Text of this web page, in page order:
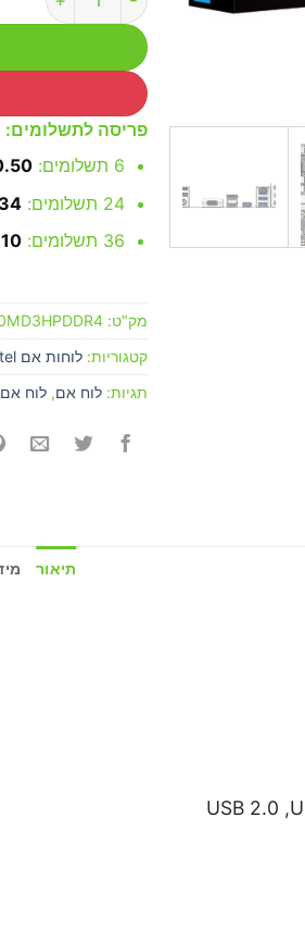
פריסה לתשלומים:
6 תשלומים:
24 תשלומים:
36 תשלומים:
מק"ט:
קטגוריות: לוחות אם Intel
תגיות: לוח אם, לוח אם Intel
תיאור
USB 2.0